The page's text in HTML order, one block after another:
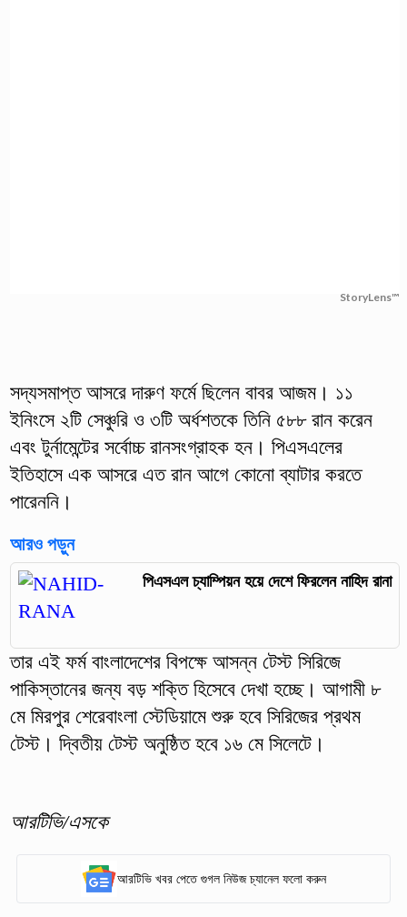
StoryLens™
সদ্যসমাপ্ত আসরে দারুণ ফর্মে ছিলেন বাবর আজম। ১১
ইনিংসে ২টি সেঞ্চুরি ও ৩টি অর্ধশতকে তিনি ৫৮৮ রান করেন
এবং টুর্নামেন্টের সর্বোচ্চ রানসংগ্রাহক হন। পিএসএলের
ইতিহাসে এক আসরে এত রান আগে কোনো ব্যাটার করতে
পারেননি।
আরও পড়ুন
পিএসএল চ্যাম্পিয়ন হয়ে দেশে ফিরলেন নাহিদ রানা
তার এই ফর্ম বাংলাদেশের বিপক্ষে আসন্ন টেস্ট সিরিজে
পাকিস্তানের জন্য বড় শক্তি হিসেবে দেখা হচ্ছে। আগামী ৮
মে মিরপুর শেরেবাংলা স্টেডিয়ামে শুরু হবে সিরিজের প্রথম
টেস্ট। দ্বিতীয় টেস্ট অনুষ্ঠিত হবে ১৬ মে সিলেটে।
আরটিভি/এসকে
আরটিভি খবর পেতে গুগল নিউজ চ্যানেল ফলো করুন